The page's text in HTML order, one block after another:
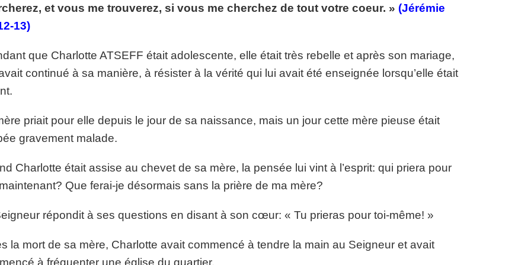
www.lafoiapostolique.org/wp-
lasse-rempli-de-tritesse.mp3
et vous me trouverez, si vous me cherchez de tout votre coeur. » (Jérémie
13)
que Charlotte ATSEFF était adolescente, elle était très rebelle et après son mariage,
continué à sa manière, à résister à la vérité qui lui avait été enseignée lorsqu’elle était
priait pour elle depuis le jour de sa naissance, mais un jour cette mère pieuse était
gravement malade.
Charlotte était assise au chevet de sa mère, la pensée lui vint à l’esprit: qui priera pour
Que ferai-je désormais sans la prière de ma mère?
répondit à ses questions en disant à son cœur: « Tu prieras pour toi-même! »
la mort de sa mère, Charlotte avait commencé à tendre la main au Seigneur et avait
à fréquenter une église du quartier.